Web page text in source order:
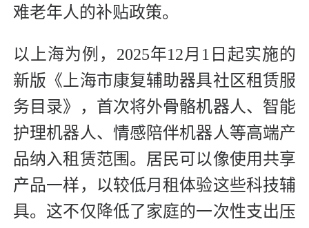
难老年人的补贴政策。
以上海为例，2025年12月1日起实施的
新版《上海市康复辅助器具社区租赁服
务目录》，首次将外骨骼机器人、智能
护理机器人、情感陪伴机器人等高端产
品纳入租赁范围。居民可以像使用共享
产品一样，以较低月租体验这些科技辅
具。这不仅降低了家庭的一次性支出压